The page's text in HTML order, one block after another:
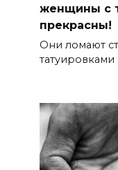
женщины с
прекрасны!
Они ломают